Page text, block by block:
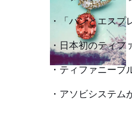
「パンとエス
日本初のティフ
ティファニーブ
アソビシステム